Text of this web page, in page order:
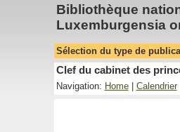
Bibliothèque
Luxemburgensia
Sélection du type de
Clef du cabinet des
Navigation: Home| Calendrier|